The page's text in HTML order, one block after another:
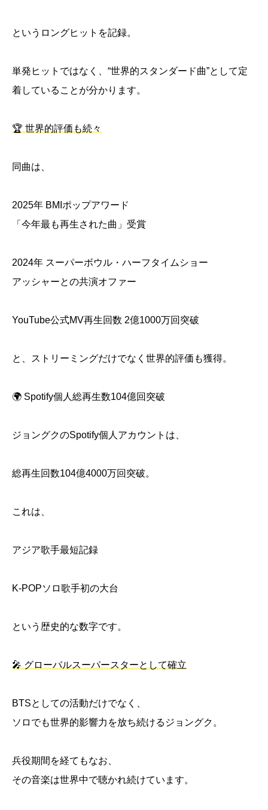
というロングヒットを記録。
単発ヒットではなく、“世界的スタンダード曲”として定
着していることが分かります。
🏆 世界的評価も続々
同曲は、
2025年 BMIポップアワード
「今年最も再生された曲」受賞
2024年 スーパーボウル・ハーフタイムショー
アッシャーとの共演オファー
YouTube公式MV再生回数 2億1000万回突破
と、ストリーミングだけでなく世界的評価も獲得。
🌍 Spotify個人総再生数104億回突破
ジョングクのSpotify個人アカウントは、
総再生回数104億4000万回突破。
これは、
アジア歌手最短記録
K-POPソロ歌手初の大台
という歴史的な数字です。
🎤 グローバルスーパースターとして確立
BTSとしての活動だけでなく、
ソロでも世界的影響力を放ち続けるジョングク。
兵役期間を経てもなお、
その音楽は世界中で聴かれ続けています。